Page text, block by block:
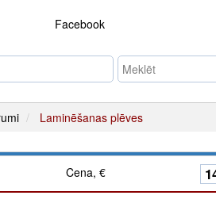
Facebook
Laminēšanas plēves
Cena, €